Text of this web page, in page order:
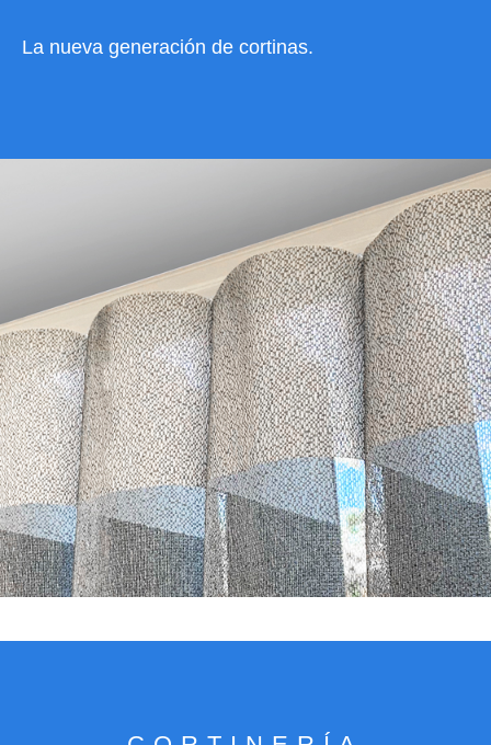
La nueva generación de cortinas.
VER CATÁLOGO